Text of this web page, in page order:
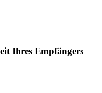
Ihres Empfängers